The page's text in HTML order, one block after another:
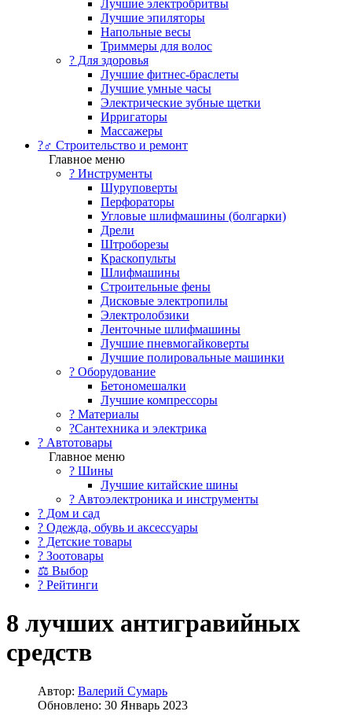
Лучшие электробритвы
Лучшие эпиляторы
Напольные весы
Триммеры для волос
? Для здоровья
Лучшие фитнес-браслеты
Лучшие умные часы
Электрические зубные щетки
Ирригаторы
Массажеры
?‍♂️ Строительство и ремонт
Главное меню
?️ Инструменты
Шуруповерты
Перфораторы
Угловые шлифмашины (болгарки)
Дрели
Штроборезы
Краскопульты
Шлифмашины
Строительные фены
Дисковые электропилы
Электролобзики
Ленточные шлифмашины
Лучшие пневмогайковерты
Лучшие полировальные машинки
?️ Оборудование
Бетономешалки
Лучшие компрессоры
? Материалы
?Сантехника и электрика
? Автотовары
Главное меню
? Шины
Лучшие китайские шины
? Автоэлектроника и инструменты
? Дом и сад
? Одежда, обувь и аксессуары
? Детские товары
? Зоотовары
⚖ Выбор
? Рейтинги
8 лучших антигравийных
средств
Автор: Валерий Сумарь
Обновлено: 30 Январь 2023